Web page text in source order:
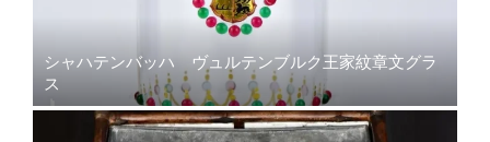
シャハテンバッハ ヴュルテンブルク王家紋章文グラ
ス